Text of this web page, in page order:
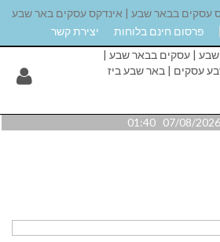
עסקים בבאר שבע | אינדקס עסקים באר שבע
פרסום חינם בלוחות יצירת קשר
07/08/2026 01:40